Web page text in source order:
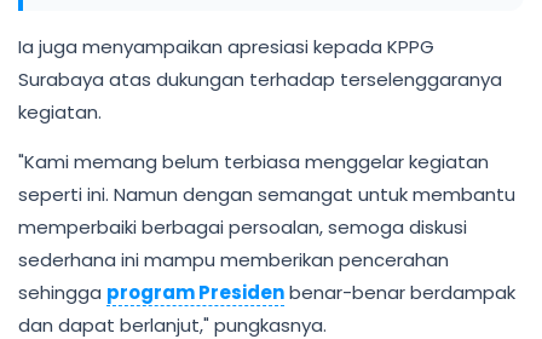
Ia juga menyampaikan apresiasi kepada KPPG
Surabaya atas dukungan terhadap terselenggaranya
kegiatan.
"Kami memang belum terbiasa menggelar kegiatan
seperti ini. Namun dengan semangat untuk membantu
memperbaiki berbagai persoalan, semoga diskusi
sederhana ini mampu memberikan pencerahan
sehingga program Presidenbenar-benar berdampak
dan dapat berlanjut," pungkasnya.